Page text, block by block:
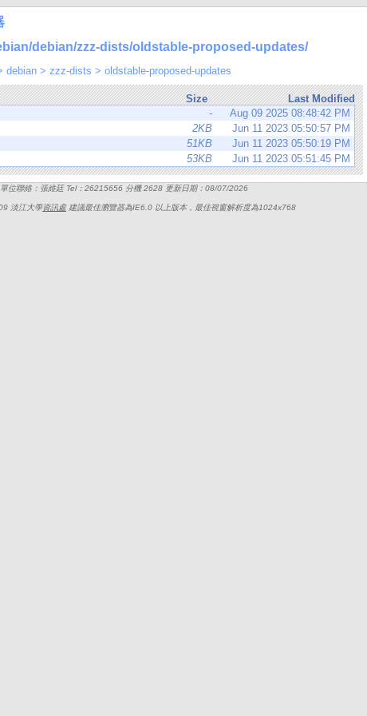
debian/zzz-dists/oldstable-proposed-updates/
debian > zzz-dists > oldstable-proposed-updates
Size
Last Modified
-
Aug 09 2025 08:48:42 PM
2KB
Jun 11 2023 05:50:57 PM
51KB
Jun 11 2023 05:50:19 PM
53KB Jun 11 2023 05:51:45 PM
單位聯絡：張維廷 Tel：26215656 分機 2628 更新日期：08/07/2026
淡江大學資訊處建議最佳瀏覽器為IE6.0 以上版本，最佳視窗解析度為1024x768